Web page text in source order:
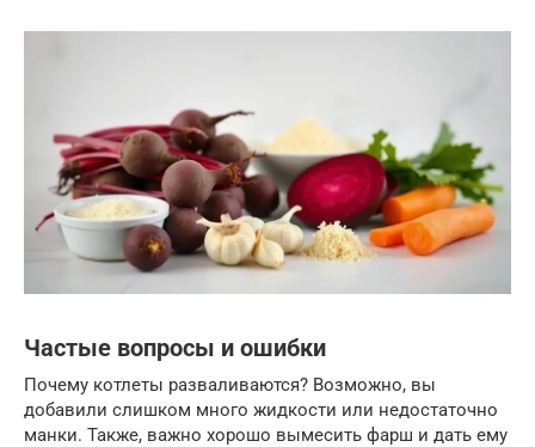
Частые вопросы и ошибки
Почему котлеты разваливаются? Возможно, вы
добавили слишком много жидкости или недостаточно
манки. Также, важно хорошо вымесить фарш и дать ему